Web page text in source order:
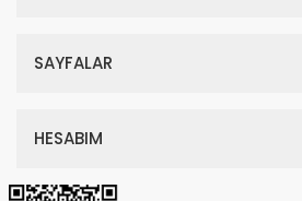
SAYFALAR
HESABIM